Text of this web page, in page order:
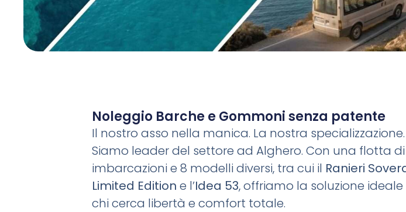
Noleggio Barche e Gommoni senza patente
Il nostro asso nella manica. La nostra specializzazione.
Siamo leader del settore ad Alghero. Con una flotta di
imbarcazioni e 8 modelli diversi, tra cui il Ranieri
Limited Edition e l’Idea 53, offriamo la soluzione
chi cerca libertà e comfort totale.